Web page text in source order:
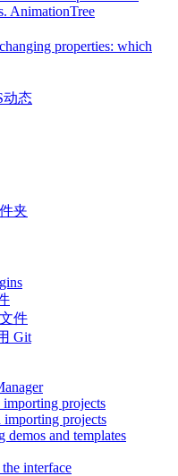
AnimationTree
properties: which
动态
夹
件
Git
importing projects
importing projects
demos and templates
interface